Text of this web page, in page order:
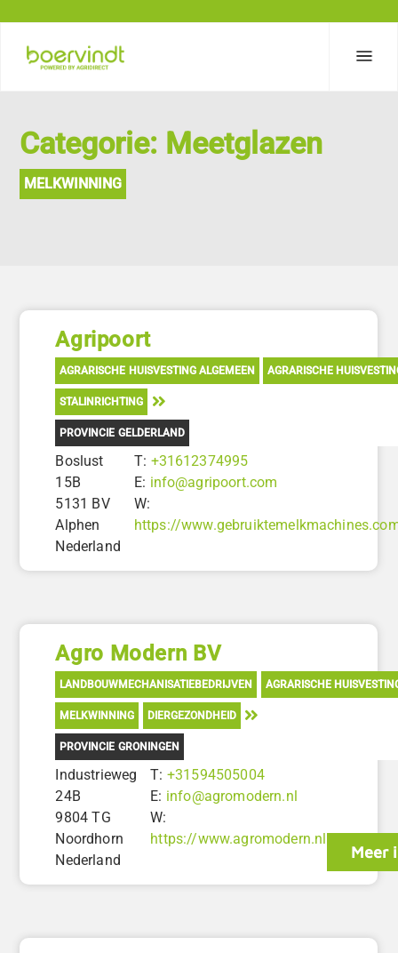
Categorie: Meetglazen
MELKWINNING
Agripoort
AGRARISCHE HUISVESTING ALGEMEEN AGRARISCHE
STALINRICHTING
PROVINCIE GELDERLAND
Boslust
15B
5131 BV
Alphen
Nederland
T: +31612374995
E: info@agripoort.com
W:
https://
Agro Modern BV
LANDBOUWMECHANISATIEBEDRIJVEN AGRARISCHE
MELKWINNING DIERGEZONDHEID
PROVINCIE GRONINGEN
Industrieweg
24B
9804 TG
Noordhorn
Nederland
T: +31594505004
E: info@agromodern.nl
W:
https://www.agromodern.nl
Meer